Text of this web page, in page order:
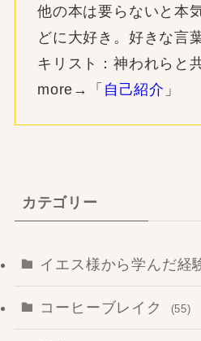
他の本は要らないと本
どに大好き。好きな言
キリスト：神われらと
more→「 自己紹介 」
カテゴリー
イエス様から学んだ経
コーヒーブレイク (55)